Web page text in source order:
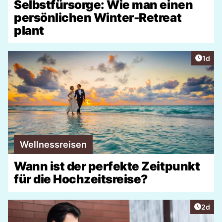
Selbstfürsorge: Wie man einen
persönlichen Winter-Retreat
plant
1d
Wellnessreisen
Wann ist der perfekte Zeitpunkt
für die Hochzeitsreise?
2d